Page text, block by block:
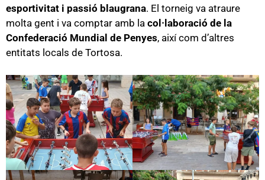
esportivitat i passió blaugrana. El torneig va atraure
molta gent i va comptar amb la col·laboració de la
Confederació Mundial de Penyes, així com d’altres
entitats locals de Tortosa.